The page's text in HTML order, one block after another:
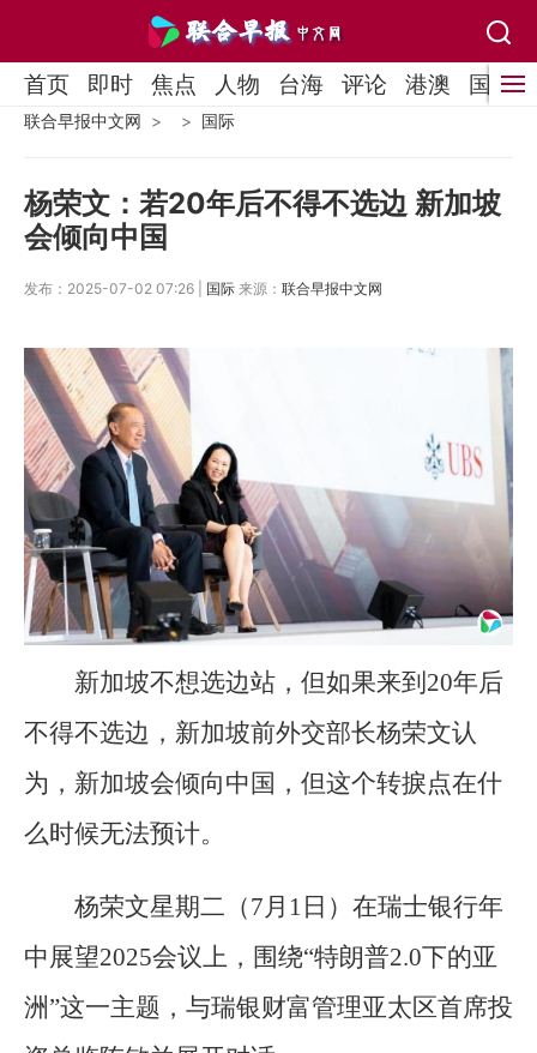
首页 即时 焦点 人物 台海 评论 港澳 国际
联合早报中文网 国际
杨荣文：若20年后不得不选边 新加坡
会倾向中国
发布：2025-07-02 07:26 | 国际 来源： 联合早报中文网
新加坡不想选边站，但如果来到20年后
不得不选边，新加坡前外交部长杨荣文认
为，新加坡会倾向中国，但这个转捩点在什
么时候无法预计。
杨荣文星期二（7月1日）在瑞士银行年
中展望2025会议上，围绕“特朗普2.0下的亚
洲”这一主题，与瑞银财富管理亚太区首席投